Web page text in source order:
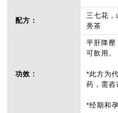
配方：
三七花，
蒡茶
功效 :
平肝降壓
可飲用。
*此方为
药，需咨
*经期和